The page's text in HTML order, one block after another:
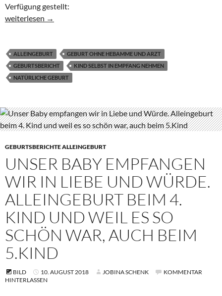
Verfügung gestellt:
Spinnst Du? Alleingeburt zu Hause in der Wanne
weiterlesen →
ALLEINGEBURT
GEBURT OHNE HEBAMME UND ARZT
GEBURTSBERICHT
KIND SELBST IN EMPFANG NEHMEN
NATÜRLICHE GEBURT
GEBURTSBERICHTE ALLEINGEBURT
UNSER BABY EMPFANGEN
WIR IN LIEBE UND WÜRDE.
ALLEINGEBURT BEIM 4.
KIND UND WEIL ES SO
SCHÖN WAR, AUCH BEIM
5.KIND
BILD 10. AUGUST 2018 JOBINA SCHENK
KOMMENTAR
HINTERLASSEN